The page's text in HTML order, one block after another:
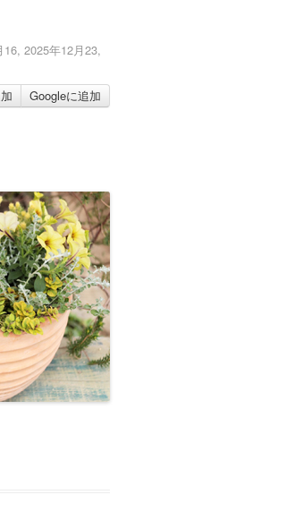
2025年12月23,
Googleに追加